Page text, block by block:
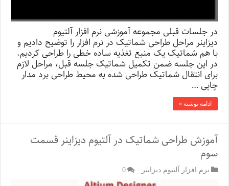
در جلسات قبلی مجموعه آموزشی نرم افزار آلتیوم
دیزاینر مراحل طراحی شماتیک در نرم افزار را توضیح دادیم و
با هم شماتیک یک منبع تغذیه ساده خطی را طراحی کردیم.
در این جلسه ضمن تکمیل شماتیک جلسه قبل، مراحل لازم
برای انتقال شماتیک طراحی شده به محیط طراحی برد مدار
چاپی …
ادامه نوشته »
آموزش طراحی شماتیک در آلتیوم دیزاینر قسمت
سوم
نرم افزار آلتیوم دیزاینر 0